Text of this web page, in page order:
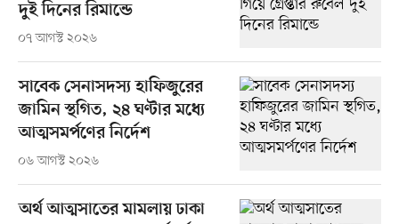
দুই দিনের রিমান্ডে
০৭ আগস্ট ২০২৬
সাবেক সেনাসদস্য হাফিজুরের
জামিন স্থগিত, ২৪ ঘণ্টার মধ্যে
আত্মসমর্পণের নির্দেশ
০৬ আগস্ট ২০২৬
অর্থ আত্মসাতের মামলায় ঢাকা